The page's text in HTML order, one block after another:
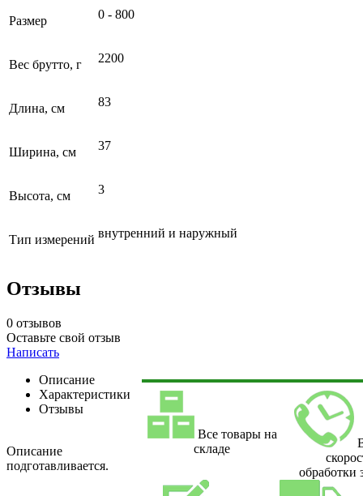
Размер 0 - 800
Вес брутто, г 2200
Длина, см 83
Ширина, см 37
Высота, см 3
Тип измерений внутренний и наружный
Отзывы
0 отзывов
Оставьте свой отзыв
Написать
Описание
Характеристики
Отзывы
Описание
подготавливается.
Все товары на
складе
обработки